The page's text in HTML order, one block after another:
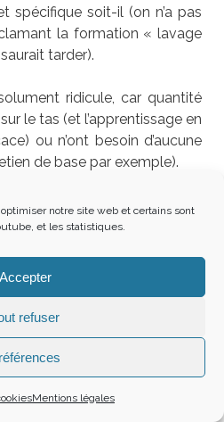
notre site web et certains sont
et les statistiques.
Accepter
refuser
Mentions légales
spécifique soit-il (on n’a pas
la formation « lavage
tarder).
ridicule, car quantité
le tas (et l’apprentissage en
ou n’ont besoin d’aucune
de base par exemple).
employeurs et pôle emploi
qualités des diplômes
plus, ont tous des capacités
de rédaction, de rigueur
de l’outil informatique. Ils
en termes de créativité,
et de sérieux. Mais non. Il faut
exact du poste…